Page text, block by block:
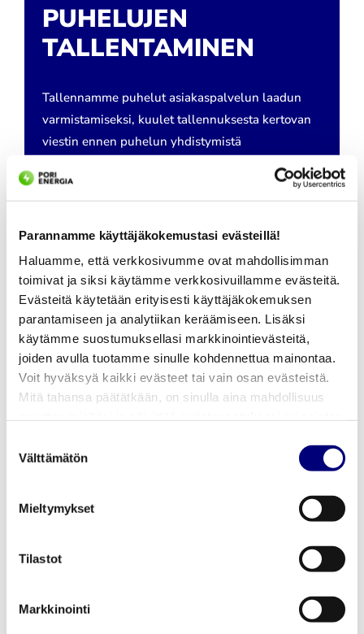
Parannamme käyttäjäkokemustasi evästeillä!
Haluamme, että verkkosivumme ovat mahdollisimman
toimivat ja siksi käytämme verkkosivuillamme evästeitä.
Evästeitä käytetään erityisesti käyttäjäkokemuksen
parantamiseen ja analytiikan keräämiseen. Lisäksi
käytämme suostumuksellasi markkinointievästeitä,
joiden avulla tuotamme sinulle kohdennettua mainontaa.
Voit hyväksyä kaikki evästeet tai vain osan evästeistä.
Mitä tahansa päätätkään, on sinulla aina mahdollisuus
valinta
Välttämätön
Mieltymykset
Tilastot
Markkinointi
PUHELUJEN
TALLENTAMINEN
Tallennamme puhelut asiakaspalvelun laadun
varmistamiseksi, kuulet tallennuksesta kertovan
viestin ennen puhelun yhdistymistä
MAKSUNVALVONTA
kautta:
Kirjaudu MyRopo-palveluun | MyRopo
MyRopossa voit hoitaa laskuihin ja
myöhästyneisiin maksuihin liittyviä asioita
helposti ja turvallisesti sähköisen
tunnistautumisen avulla.
Palvelemme asiakkaitamme puhelimitse
liittyvät asiat)